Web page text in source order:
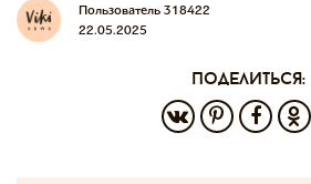
Пользователь 318422
22.05.2025
поделиться: